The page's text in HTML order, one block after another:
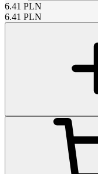
6.41 PLN
6.41 PLN